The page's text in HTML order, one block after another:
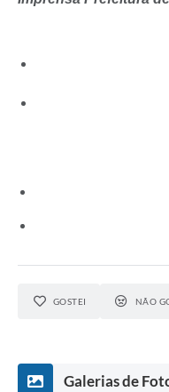
Telefones Úteis
Diário Oficial
GOSTEI NÃO
Galerias de